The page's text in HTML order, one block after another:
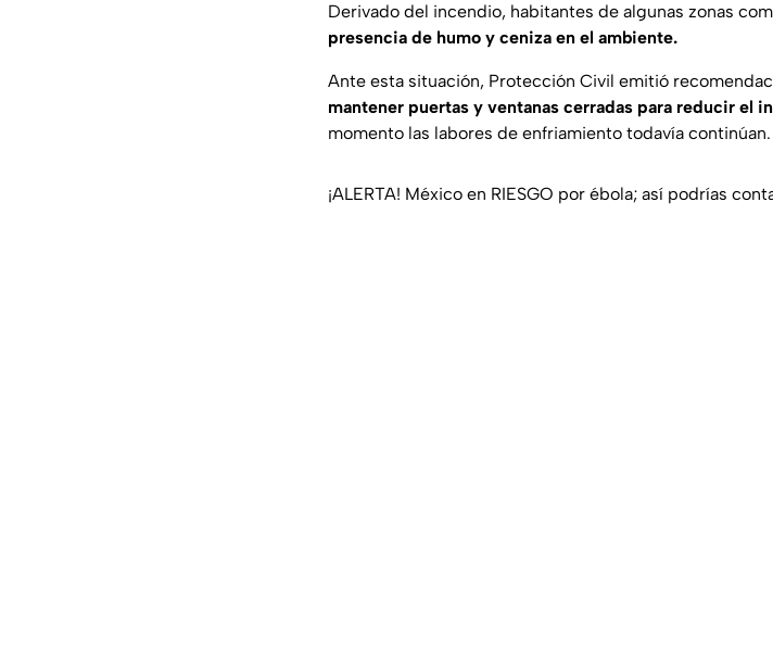
Derivado del incendio, habitantes de algunas zonas
presencia de humo y ceniza en el ambiente.
Ante esta situación, Protección Civil emitió
mantener puertas y ventanas cerradas para reducir el
momento las labores de enfriamiento todavía continúan.
¡ALERTA! México en RIESGO por ébola; así podrías